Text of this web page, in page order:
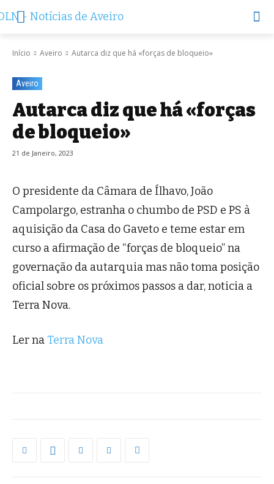
Início Aveiro Autarca diz que há «forças de bloqueio»
Aveiro
Autarca diz que há «forças
de bloqueio»
21 de Janeiro, 2023
O presidente da Câmara de Ílhavo, João
Campolargo, estranha o chumbo de PSD e PS à
aquisição da Casa do Gaveto e teme estar em
curso a afirmação de “forças de bloqueio” na
governação da autarquia mas não toma posição
oficial sobre os próximos passos a dar, noticia a
Terra Nova.
Ler na Terra Nova